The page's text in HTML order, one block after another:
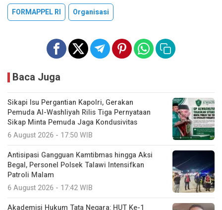
FORMAPPEL RI Organisasi
Baca Juga
Sikapi Isu Pergantian Kapolri, Gerakan
Pemuda Al-Washliyah Rilis Tiga Pernyataan
Sikap Minta Pemuda Jaga Kondusivitas
6 August 2026 - 17:50 WIB
Antisipasi Gangguan Kamtibmas hingga Aksi
Begal, Personel Polsek Talawi Intensifkan
Patroli Malam
6 August 2026 - 17:42 WIB
Akademisi Hukum Tata Negara: HUT Ke-1